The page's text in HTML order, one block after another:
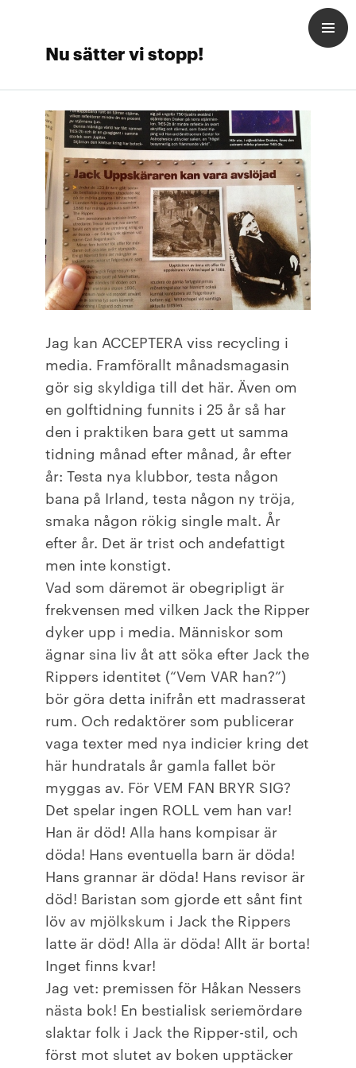
Nu sätter vi stopp!
Jag kan ACCEPTERA viss recycling i
media. Framförallt månadsmagasin
gör sig skyldiga till det här. Även om
en golftidning funnits i 25 år så har
den i praktiken bara gett ut samma
tidning månad efter månad, år efter
år: Testa nya klubbor, testa någon
bana på Irland, testa någon ny tröja,
smaka någon rökig single malt. År
efter år. Det är trist och andefattigt
men inte konstigt.
Vad som däremot är obegripligt är
frekvensen med vilken Jack the Ripper
dyker upp i media. Människor som
ägnar sina liv åt att söka efter Jack the
Rippers identitet (“Vem VAR han?”)
bör göra detta inifrån ett madrasserat
rum. Och redaktörer som publicerar
vaga texter med nya indicier kring det
här hundratals år gamla fallet bör
myggas av. För VEM FAN BRYR SIG?
Det spelar ingen ROLL vem han var!
Han är död! Alla hans kompisar är
döda! Hans eventuella barn är döda!
Hans grannar är döda! Hans revisor är
död! Baristan som gjorde ett sånt fint
löv av mjölkskum i Jack the Rippers
latte är död! Alla är döda! Allt är borta!
Inget finns kvar!
Jag vet: premissen för Håkan Nessers
nästa bok! En bestialisk seriemördare
slaktar folk i Jack the Ripper-stil, och
först mot slutet av boken upptäcker